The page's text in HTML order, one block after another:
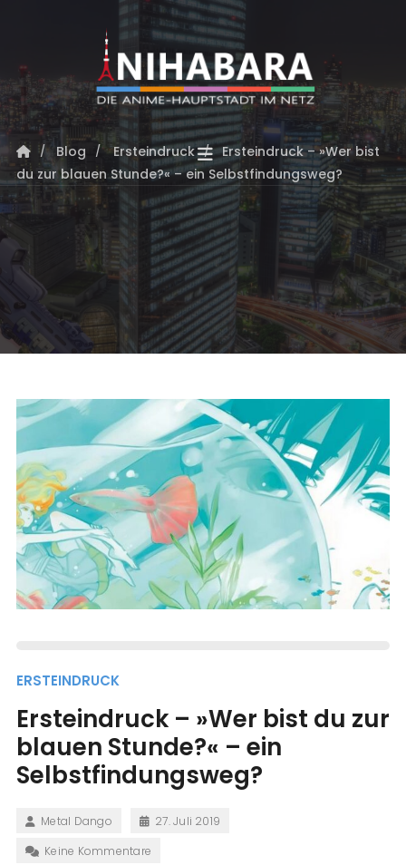
Blog Ersteindruck
Ersteindruck – »Wer bist
du zur blauen Stunde?« – ein Selbstfindungsweg?
ERSTEINDRUCK
Ersteindruck – »Wer bist du zur
blauen Stunde?« – ein
Selbstfindungsweg?
Metal Dango
27. Juli 2019
Keine Kommentare